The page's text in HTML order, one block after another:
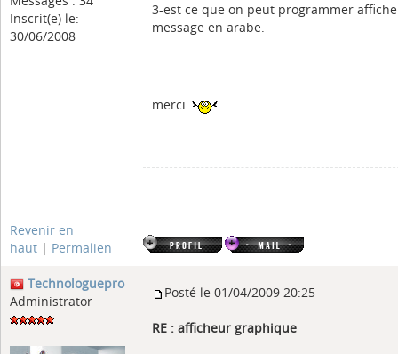
Inscrit(e) le:
30/06/2008
3-est ce que on peut programmer
message en arabe.
merci
Revenir en
haut | Permalien
Technologuepro
Administrator
Posté le 01/04/2009 20:25
RE : afficheur graphique